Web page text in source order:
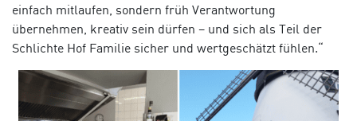
einfach mitlaufen, sondern früh Verantwortung
übernehmen, kreativ sein dürfen – und sich als Teil der
Schlichte Hof Familie sicher und wertgeschätzt fühlen.“